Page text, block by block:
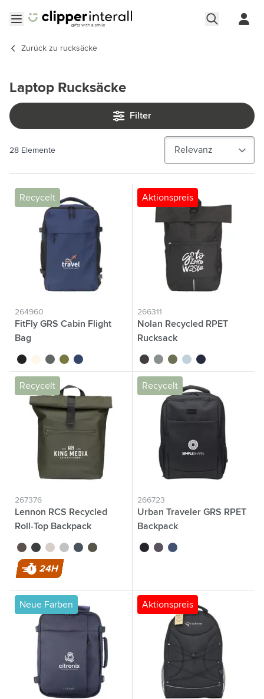
Zurück zu rucksäcke
Laptop Rucksäcke
Filter
28 Elemente
Recycelt
264960
FitFly GRS Cabin Flight
Bag
noir blanc cassé
gris vert olivebleu marine
Aktionspreis
266311
Nolan Recycled RPET
Rucksack
schwarz
grau olivgrünhellblaudunkel blau
Recycelt
267376
Lennon RCS Recycled
Roll-Top Backpack
brun noir beigebleu clairbleu marine
vert foncé
24H
Recycelt
266723
Urban Traveler GRS RPET
Backpack
noir gris bleu marine
Neue Farben Aktionspreis